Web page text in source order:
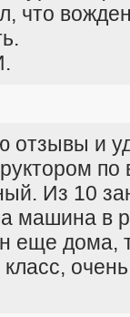
что
и
Из 10
машина в
еще дома,